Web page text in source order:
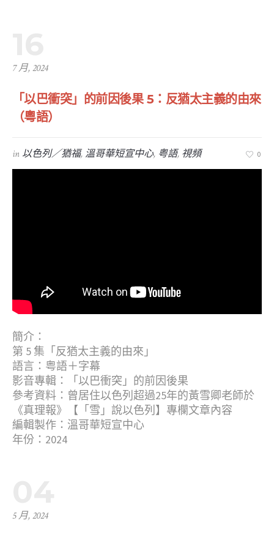
7 月, 2024
「以巴衝突」的前因後果 5：反猶太主義的由來
（粵語）
in 以色列／猶福, 溫哥華短宣中心, 粤語, 視頻 0
簡介：
第 5 集「反猶太主義的由來」
語言：粤語＋字幕
影音專輯：「以巴衝突」的前因後果
參考資料：曾居住以色列超過25年的黃雪卿老師於
《真理報》【「雪」說以色列】專欄文章內容
編輯製作：溫哥華短宣中心
年份：2024
5 月, 2024